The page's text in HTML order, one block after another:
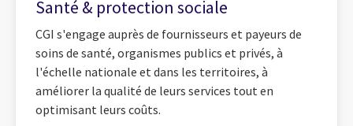
Santé & protection sociale
CGI s'engage auprès de fournisseurs et payeurs de
soins de santé, organismes publics et privés, à
l'échelle nationale et dans les territoires, à
améliorer la qualité de leurs services tout en
optimisant leurs coûts.